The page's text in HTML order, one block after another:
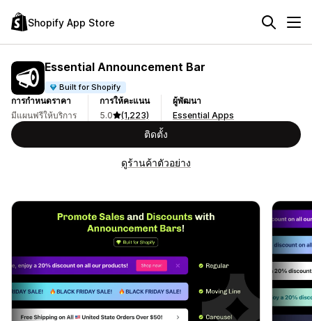
Shopify App Store
Essential Announcement Bar
Built for Shopify
การกำหนดราคา
มีแผนฟรีให้บริการ
การให้คะแนน
5.0
(1,223)
ผู้พัฒนา
Essential Apps
ติดตั้ง
ดูร้านค้าตัวอย่าง